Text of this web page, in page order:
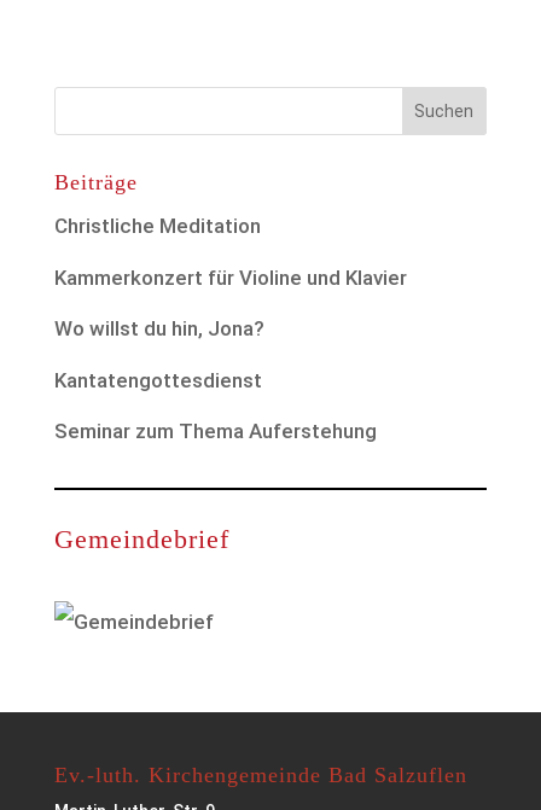
Beiträge
Christliche Meditation
Kammerkonzert für Violine und Klavier
Wo willst du hin, Jona?
Kantatengottesdienst
Seminar zum Thema Auferstehung
Gemeindebrief
Ev.-luth. Kirchengemeinde Bad Salzuflen